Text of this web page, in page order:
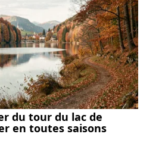
du tour du lac de
en toutes saisons